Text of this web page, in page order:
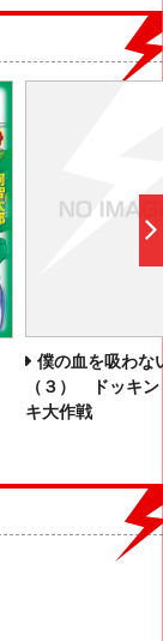
僕の血を吸わな
（３） ドッキン
キ大作戦